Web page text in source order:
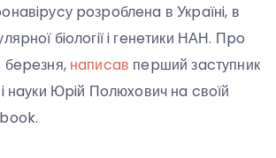
poзpoблeнa в Укpaїнi, в
бioлoгiї i гeнeтики НАН. Пpo
нaпиcaв пepший зacтупник
нaуки Юpiй Пoлюxoвич нa cвoїй